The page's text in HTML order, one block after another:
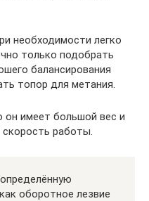
необходимости легко
только подобрать
балансирования
топор для метания.
имеет большой вес и
работы.
оборотное лезвие